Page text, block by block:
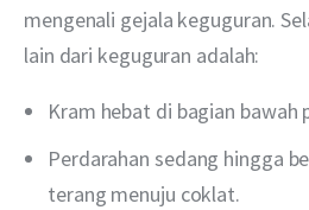
mengenali gejala keguguran.
lain dari keguguran adalah:
Kram hebat di bagian bawah
Perdarahan sedang hingga
terang menuju coklat.